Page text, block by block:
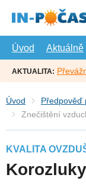
hlavní
Úvod
Aktuálně
AKTUALITA:
Úvod Předpověď
Znečištění
KVALITA
Korozluky